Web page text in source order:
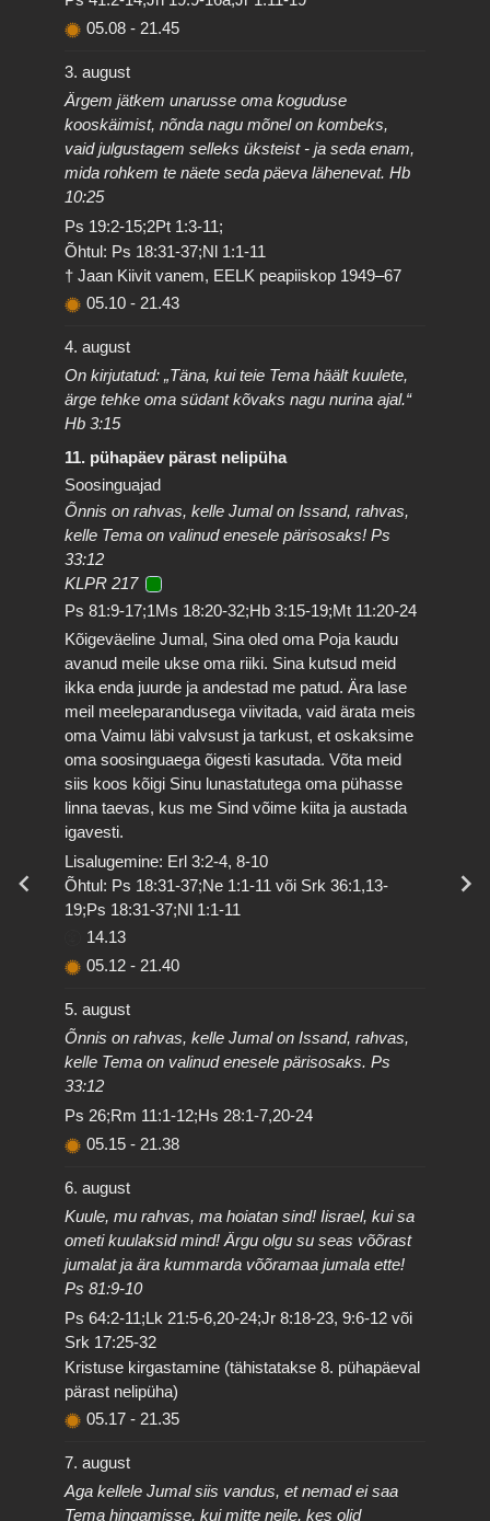
05.08 - 21.45
3. august
Ärgem jätkem unarusse oma koguduse
kooskäimist, nõnda nagu mõnel on kombeks,
vaid julgustagem selleks üksteist - ja seda enam,
mida rohkem te näete seda päeva lähenevat. Hb
10:25
Ps 19:2-15;2Pt 1:3-11;
Õhtul: Ps 18:31-37;Nl 1:1-11
† Jaan Kiivit vanem, EELK peapiiskop 1949–67
05.10 - 21.43
4. august
On kirjutatud: „Täna, kui teie Tema häält kuulete,
ärge tehke oma südant kõvaks nagu nurina ajal.“
Hb 3:15
11. pühapäev pärast nelipüha
Soosinguajad
Õnnis on rahvas, kelle Jumal on Issand, rahvas,
kelle Tema on valinud enesele pärisosaks! Ps
33:12
KLPR 217
Ps 81:9-17;1Ms 18:20-32;Hb 3:15-19;Mt 11:20-24
Kõigeväeline Jumal, Sina oled oma Poja kaudu
avanud meile ukse oma riiki. Sina kutsud meid
ikka enda juurde ja andestad me patud. Ära lase
meil meeleparandusega viivitada, vaid ärata meis
oma Vaimu läbi valvsust ja tarkust, et oskaksime
oma soosinguaega õigesti kasutada. Võta meid
siis koos kõigi Sinu lunastatutega oma pühasse
linna taevas, kus me Sind võime kiita ja austada
igavesti.
Lisalugemine: Erl 3:2-4, 8-10
Õhtul: Ps 18:31-37;Ne 1:1-11 või Srk 36:1,13-
19;Ps 18:31-37;Nl 1:1-11
14.13
05.12 - 21.40
5. august
Õnnis on rahvas, kelle Jumal on Issand, rahvas,
kelle Tema on valinud enesele pärisosaks. Ps
33:12
Ps 26;Rm 11:1-12;Hs 28:1-7,20-24
05.15 - 21.38
6. august
Kuule, mu rahvas, ma hoiatan sind! Iisrael, kui sa
ometi kuulaksid mind! Ärgu olgu su seas võõrast
jumalat ja ära kummarda võõramaa jumala ette!
Ps 81:9-10
Ps 64:2-11;Lk 21:5-6,20-24;Jr 8:18-23, 9:6-12 või
Srk 17:25-32
Kristuse kirgastamine (tähistatakse 8. pühapäeval
pärast nelipüha)
05.17 - 21.35
7. august
Aga kellele Jumal siis vandus, et nemad ei saa
Tema hingamisse, kui mitte neile, kes olid